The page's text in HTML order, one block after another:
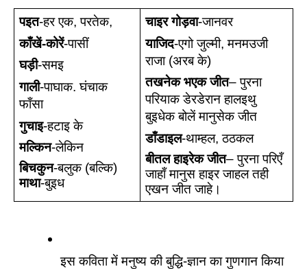
पइत-हर एक, परतेक,
काँखें-कोरें-पासीं
घड़ी-समइ
गाली-पाघाक. घंचाक
फाँसा
गुचाइ-हटाइ के
मल्किन-लेकिन
बिचकुन-बलुक (बल्कि)
माथा-बुइध
चाइर गोड़वा-जानवर
याजिद-एगो जुल्मी, मनमउजी
राजा (अरब के)
तखनेक भएक जीत– पुरना
परियाक डेरडेरान हालइथु
बुइधेक बोलें मानुसेक जीत
डाँडाइल-थाम्हल, ठठकल
बीतल हाइरेक जीत– पुरना परिएँ
जाहाँ मानुस हाइर जाहल तही
एखन जीत जाहे।
इस कविता में मनुष्य की बुद्धि-ज्ञान का गुणगान किया